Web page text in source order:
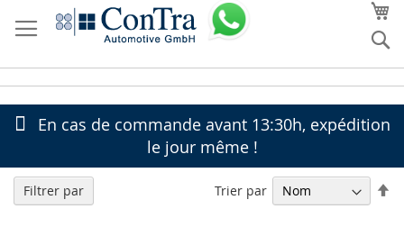
En cas de commande avant 13:30h, expédition
le jour même !
Trier par
Filtrer par